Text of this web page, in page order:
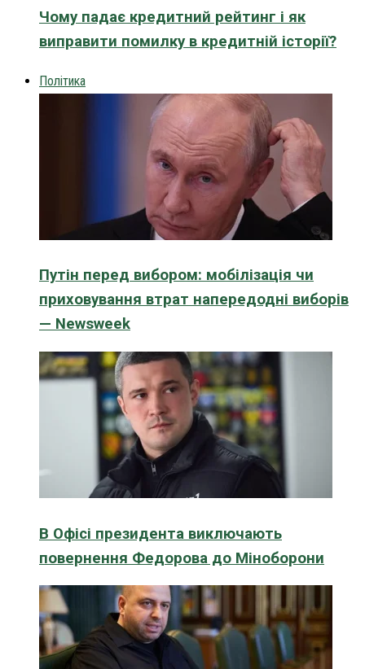
Чому падає кредитний рейтинг і як
виправити помилку в кредитній історії?
Політика
Путін перед вибором: мобілізація чи
приховування втрат напередодні виборів
— Newsweek
В Офісі президента виключають
повернення Федорова до Міноборони